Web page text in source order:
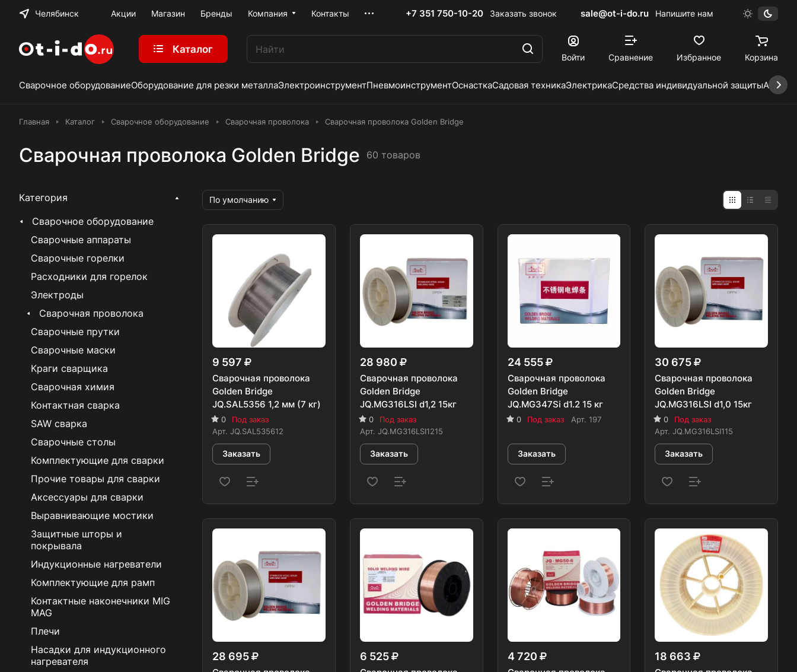
Челябинск Акции Магазин Бренды Компания Контакты +7 351 750-10-20 Заказать звонок sale@ot-i-do.ru Напишите нам
Каталог
Войти Сравнение Избранное Корзина
Сварочное оборудованиеОборудование для резки металлаЭлектроинструментПневмоинструментОснасткаСадовая техникаЭлектрикаСредства индивидуальной защиты
Главная Каталог Сварочное оборудование Сварочная проволока Сварочная проволока Golden Bridge
Сварочная проволока Golden Bridge 60 товаров
По умолчанию
9 597
Сварочная проволока
Golden Bridge
JQ.SAL5356 1,2 мм (7 кг)
0
Под заказ
Арт. JQ.SAL535612
Заказать
28 980
Сварочная проволока
Golden Bridge
JQ.MG316LSI d1,2 15кг
0
Под заказ
Арт. JQ.MG316LSI1215
Заказать
24 555
Сварочная проволока
Golden Bridge
JQ.MG347Si d1.2 15 кг
0 Под заказ Арт. 197
Заказать
30 675
Сварочная проволока
Golden Bridge
JQ.MG316LSI d1,0 15кг
0
Под заказ
Арт.JQ.MG316LSI115
Заказать
28 695 6 525 4 720 18 663
Категория
Сварочное оборудование
Сварочные аппараты
Сварочные горелки
Расходники для горелок
Электроды
Сварочная проволока
Сварочные прутки
Сварочные маски
Краги сварщика
Сварочная химия
Контактная сварка
SAW сварка
Сварочные столы
Комплектующие для сварки
Прочие товары для сварки
Аксессуары для сварки
Выравнивающие мостики
Защитные шторы и
покрывала
Индукционные нагреватели
Комплектующие для рамп
Контактные наконечники MIG
MAG
Плечи
Насадки для индукционного
нагревателя